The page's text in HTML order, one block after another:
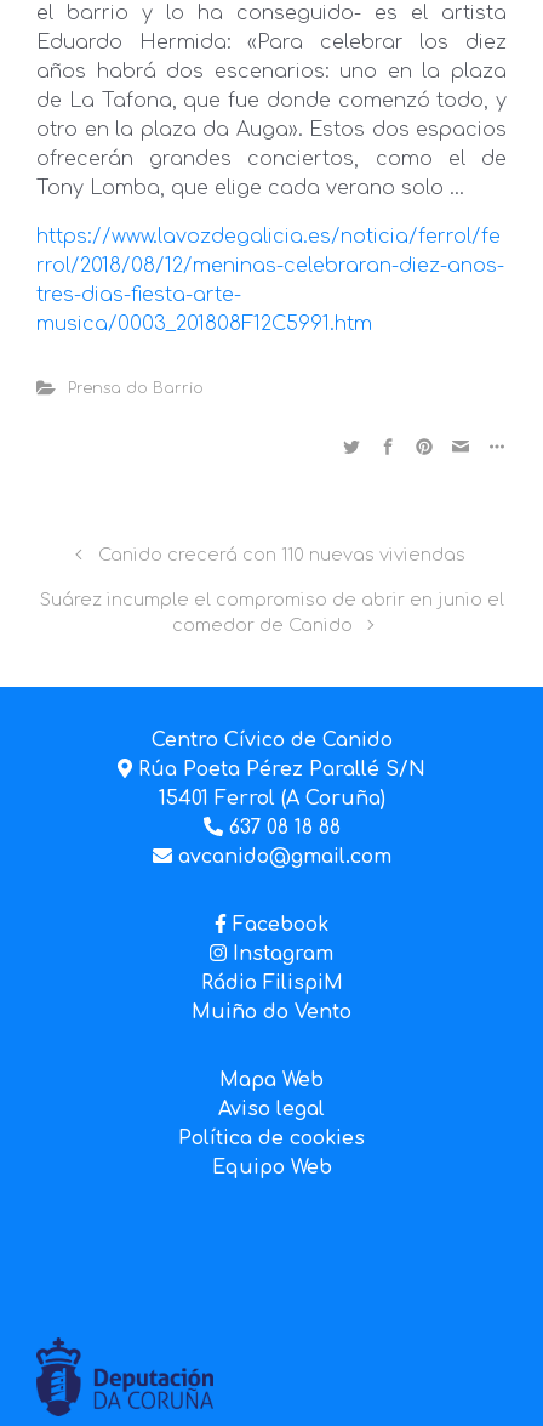
el barrio y lo ha conseguido- es el artista
Eduardo Hermida: «Para celebrar los diez
años habrá dos escenarios: uno en la plaza
de La Tafona, que fue donde comenzó todo, y
otro en la plaza da Auga». Estos dos espacios
ofrecerán grandes conciertos, como el de
Tony Lomba, que elige cada verano solo …
https://www.lavozdegalicia.es/noticia/ferrol/fe
rrol/2018/08/12/meninas-celebraran-diez-anos-
tres-dias-fiesta-arte-
musica/0003_201808F12C5991.htm
Prensa do Barrio
Canido crecerá con 110 nuevas viviendas
Suárez incumple el compromiso de abrir en junio el
comedor de Canido
Centro Cívico de Canido
Rúa Poeta Pérez Parallé S/N
15401 Ferrol (A Coruña)
637 08 18 88
avcanido@gmail.com
Facebook
Instagram
Rádio FilispiM
Muiño do Vento
Mapa Web
Aviso legal
Política de cookies
Equipo Web